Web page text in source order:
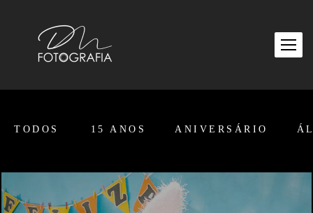
TODOS 15 ANOS ANIVERSÁRIO